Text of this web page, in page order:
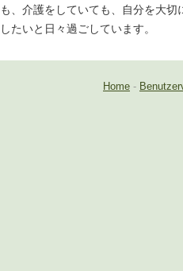
、介護をしていても、自分を大切
たいと日々過ごしています。
Home -